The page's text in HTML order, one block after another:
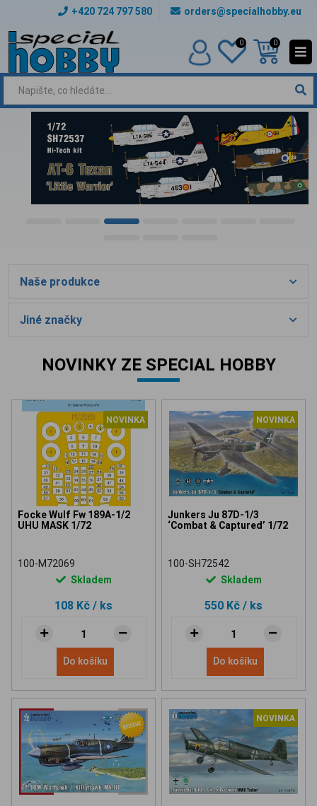
orders@specialhobby.eu
+420 724 797 580
0 0
Naše produkce
Jiné značky
NOVINKY ZE SPECIAL HOBBY
NOVINKA
Focke Wulf Fw 189A-1/2
UHU MASK 1/72
100-M72069
Skladem
108 Kč / ks
Do košíku
NOVINKA
Junkers Ju 87D-1/3
‘Combat & Captured’ 1/72
100-SH72542
Skladem
550 Kč / ks
Do košíku
NOVINKA